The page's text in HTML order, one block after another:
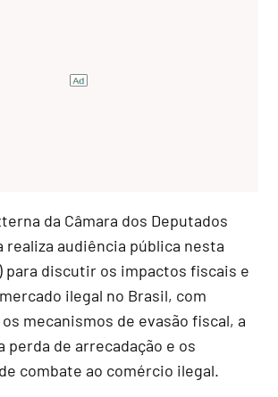
da Câmara dos Deputados
realiza audiência pública nesta
para discutir os impactos fiscais e
ilegal no Brasil, com
mecanismos de evasão fiscal, a
perda de arrecadação e os
combate ao comércio ilegal.